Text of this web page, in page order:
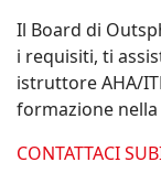
Il Board di
i requisiti, ti
istruttore AHA/
formazione
CONTATTACI